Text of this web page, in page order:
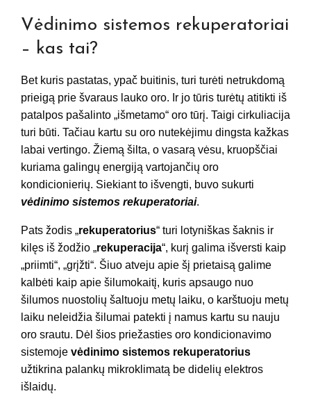
Vėdinimo sistemos rekuperatoriai
– kas tai?
Bet kuris pastatas, ypač buitinis, turi turėti netrukdomą
prieigą prie švaraus lauko oro. Ir jo tūris turėtų atitikti iš
patalpos pašalinto „išmetamo“ oro tūrį. Taigi cirkuliacija
turi būti. Tačiau kartu su oro nutekėjimu dingsta kažkas
labai vertingo. Žiemą šilta, o vasarą vėsu, kruopščiai
kuriama galingų energiją vartojančių oro
kondicionierių. Siekiant to išvengti, buvo sukurti
vėdinimo sistemos rekuperatoriai.
Pats žodis „rekuperatorius“ turi lotyniškas šaknis ir
kilęs iš žodžio „rekuperacija“, kurį galima išversti kaip
„priimti“, „grįžti“. Šiuo atveju apie šį prietaisą galime
kalbėti kaip apie šilumokaitį, kuris apsaugo nuo
šilumos nuostolių šaltuoju metų laiku, o karštuoju metų
laiku neleidžia šilumai patekti į namus kartu su nauju
oro srautu. Dėl šios priežasties oro kondicionavimo
sistemoje vėdinimo sistemos rekuperatorius
užtikrina palankų mikroklimatą be didelių elektros
išlaidų.